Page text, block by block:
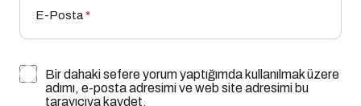
E-Posta*
Bir dahaki sefere yorum yaptığımda kullanılmak üzere
adımı, e-posta adresimi ve web site adresimi bu
tarayıcıya kaydet.